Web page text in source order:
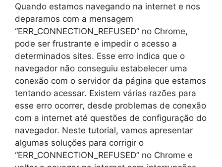
Quando estamos navegando na internet e nos
deparamos com a mensagem
“ERR_CONNECTION_REFUSED” no Chrome,
pode ser frustrante e impedir o acesso a
determinados sites. Esse erro indica que o
navegador não conseguiu estabelecer uma
conexão com o servidor da página que estamos
tentando acessar. Existem várias razões para
esse erro ocorrer, desde problemas de conexão
com a internet até questões de configuração do
navegador. Neste tutorial, vamos apresentar
algumas soluções para corrigir o
“ERR_CONNECTION_REFUSED” no Chrome e